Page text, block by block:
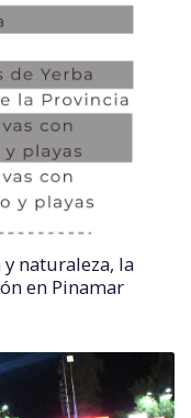
naturaleza, la
en Pinamar